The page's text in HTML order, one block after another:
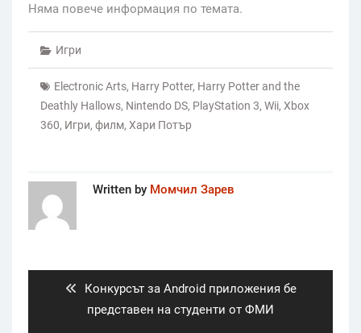
Няма повече информация по темата.
Игри
Electronic Arts, Harry Potter, Harry Potter and the
Deathly Hallows, Nintendo DS, PlayStation 3, Wii, Xbox
360, Игри, филм, Хари Потър
Written by Момчил Зарев
Previous
post:
Конкурсът за Android приложения бе
представен на студенти от ФМИ